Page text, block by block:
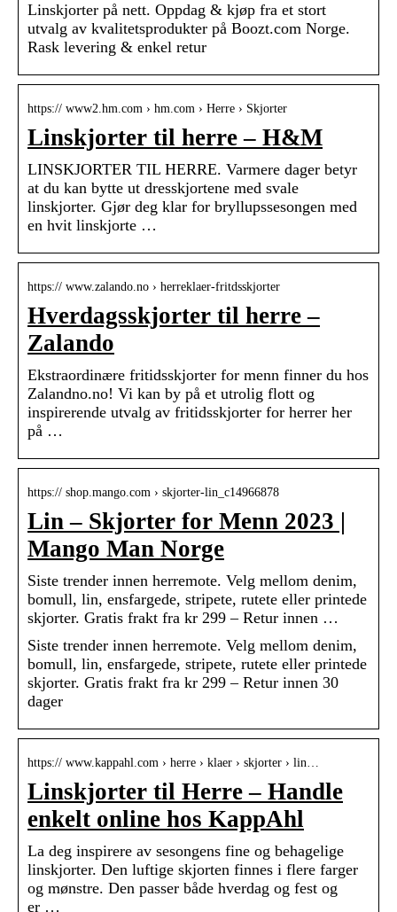
Linskjorter på nett. Oppdag & kjøp fra et stort
utvalg av kvalitetsprodukter på Boozt.com Norge.
Rask levering & enkel retur
https:// www2.hm.com › hm.com › Herre › Skjorter
Linskjorter til herre – H&M
LINSKJORTER TIL HERRE. Varmere dager betyr
at du kan bytte ut dresskjortene med svale
linskjorter. Gjør deg klar for bryllupssesongen med
en hvit linskjorte …
https:// www.zalando.no › herreklaer-fritdsskjorter
Hverdagsskjorter til herre –
Zalando
Ekstraordinære fritidsskjorter for menn finner du hos
Zalandno.no! Vi kan by på et utrolig flott og
inspirerende utvalg av fritidsskjorter for herrer her
på …
https:// shop.mango.com › skjorter-lin_c14966878
Lin – Skjorter for Menn 2023 |
Mango Man Norge
Siste trender innen herremote. Velg mellom denim,
bomull, lin, ensfargede, stripete, rutete eller printede
skjorter. Gratis frakt fra kr 299 – Retur innen …
Siste trender innen herremote. Velg mellom denim,
bomull, lin, ensfargede, stripete, rutete eller printede
skjorter. Gratis frakt fra kr 299 – Retur innen 30
dager
https:// www.kappahl.com › herre › klaer › skjorter › lin…
Linskjorter til Herre – Handle
enkelt online hos KappAhl
La deg inspirere av sesongens fine og behagelige
linskjorter. Den luftige skjorten finnes i flere farger
og mønstre. Den passer både hverdag og fest og
er …